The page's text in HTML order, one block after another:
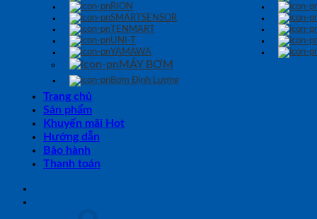
RION
SMARTSENSOR
TENMART
UNI-T
YAMAWA
MÁY BƠM
Bơm Định Lượng
Trang chủ
Sản phẩm
Khuyến mãi Hot
Hướng dẫn
Bảo hành
Thanh toán